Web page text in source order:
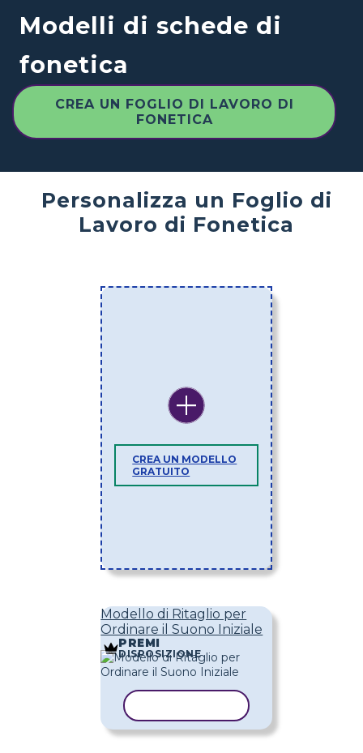
Modelli di schede di
fonetica
CREA UN FOGLIO DI LAVORO DI
FONETICA
Personalizza un Foglio di
Lavoro di Fonetica
CREA UN MODELLO
GRATUITO
Modello di Ritaglio per
Ordinare il Suono Iniziale
PREMI
DISPOSIZIONE